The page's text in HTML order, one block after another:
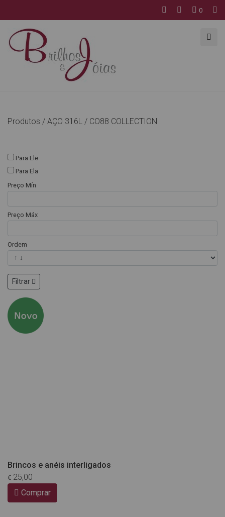
0
Produtos / AÇO 316L / CO88 COLLECTION
Para Ele
Para Ela
Preço Mín
Preço Máx
Ordem
Filtrar
Brincos e anéis interligados
€ 25,00
Comprar